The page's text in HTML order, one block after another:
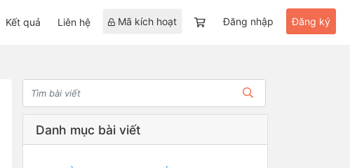
Kết quả Liên hệ Mã kích hoạt Đăng nhập Đăng ký
Danh mục bài viết